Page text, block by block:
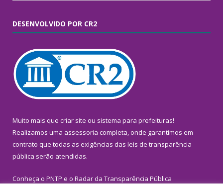
DESENVOLVIDO POR CR2
Muito mais que criar site ou sistema para prefeituras!
Realizamos uma assessoria completa, onde garantimos em
contrato que todas as exigências das leis de transparência
pública serão atendidas.
Conheça o PNTP e o Radar da Transparência Pública